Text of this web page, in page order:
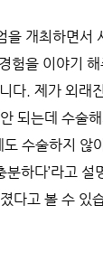
을 개최하면서
을 이야기 해
다. 제가 외래
되는데 수술
수술하지 않
하다’라고 설
다고 볼 수 있